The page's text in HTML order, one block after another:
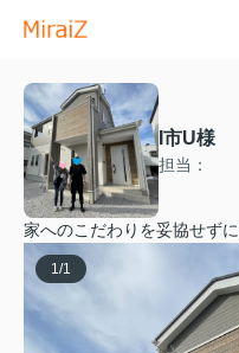
I市U様
担当：
家へのこだわりを妥協せず
1/1